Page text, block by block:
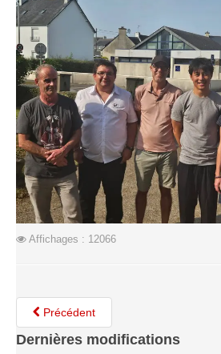
Saison 2011-2012
Saison 2010-2011
Saison 2009-2010
Saison 2008-2009
Les organisations
Les palmarès
L'Open de Noël
Les Rapides
Les tournois de saison
Le Challenge Blitz
Le Challenge 2012-2013
Le Challenge 2011-2012
Affichages : 12066
Précédent
Dernières modifications